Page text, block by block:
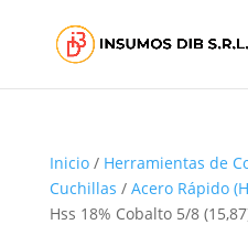
Inicio/ Herramientas de
Cuchillas / Acero Rápido
Hss 18% Cobalto 5/8